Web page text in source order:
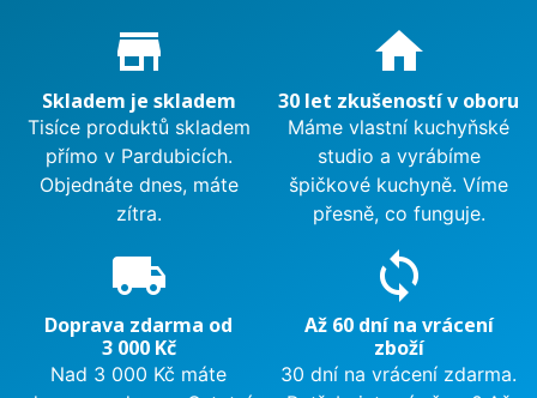
Proč nakupovat u nás?
store_mall_directory
Skladem je skladem
Tisíce produktů skladem
přímo v Pardubicích.
Objednáte dnes, máte
zítra.
home
30 let zkušeností v oboru
Máme vlastní kuchyňské
studio a vyrábíme
špičkové kuchyně. Víme
přesně, co funguje.
local_shipping
Doprava zdarma od
3 000 Kč
Nad 3 000 Kč máte
sync
Až 60 dní na vrácení
zboží
30 dní na vrácení zdarma.